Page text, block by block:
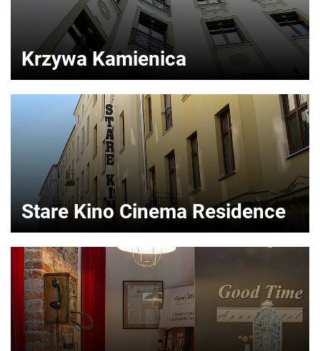
Krzywa Kamienica
Stare Kino Cinema Residence